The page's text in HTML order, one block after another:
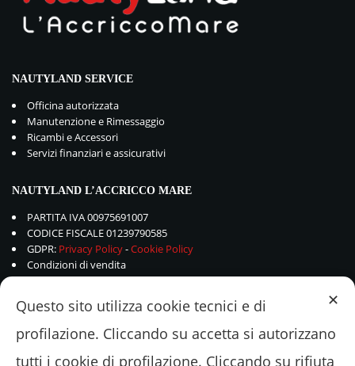
NAUTYLAND SERVICE
Officina autorizzata
Manutenzione e Rimessaggio
Ricambi e Accessori
Servizi finanziari e assicurativi
NAUTYLAND L’ACCRICCO MARE
PARTITA IVA 00975691007
CODICE FISCALE 01239790585
GDPR: Privacy Policy-Cookie Policy
Condizioni di vendita
✕
Questo sito utilizza cookie tecnici e di
profilazione. Cliccando su accetta si autorizzano
tutti i cookie di profilazione. Cliccando su rifiuta